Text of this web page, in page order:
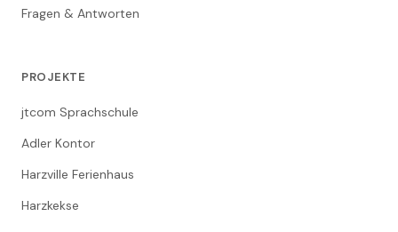
Fragen & Antworten
PROJEKTE
jtcom Sprachschule
Adler Kontor
Harzville Ferienhaus
Harzkekse